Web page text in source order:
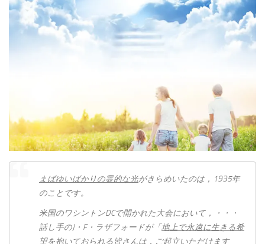
まばゆいばかりの霊的な光がきらめいたのは，1935年
のことです。
米国のワシントンDCで開かれた大会において，・・・
話し手のJ・F・ラザフォードが「地上で永遠に生きる希
望を抱いておられる皆さんは，ご起立いただけます